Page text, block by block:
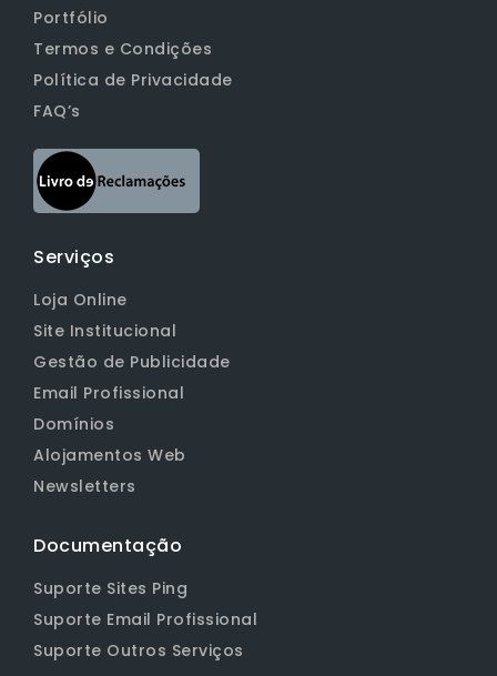
Portfólio
Termos e Condições
Política de Privacidade
FAQ’s
Serviços
Loja Online
Site Institucional
Gestão de Publicidade
Email Profissional
Domínios
Alojamentos Web
Newsletters
Documentação
Suporte Sites Ping
Suporte Email Profissional
Suporte Outros Serviços